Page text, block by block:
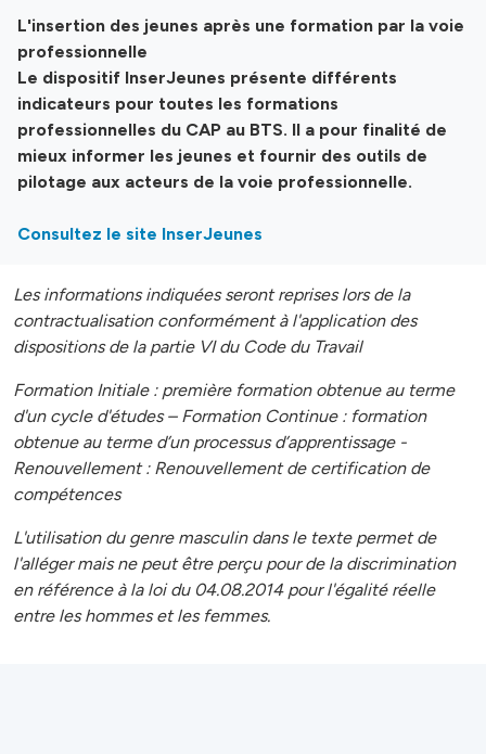
L'insertion des jeunes après une formation par la voie
professionnelle
Le dispositif InserJeunes présente différents
indicateurs pour toutes les formations
professionnelles du CAP au BTS. Il a pour finalité de
mieux informer les jeunes et fournir des outils de
pilotage aux acteurs de la voie professionnelle.
Consultez le site InserJeunes
Les informations indiquées seront reprises lors de la
contractualisation conformément à l'application des
dispositions de la partie VI du Code du Travail
Formation Initiale : première formation obtenue au terme
d'un cycle d'études – Formation Continue : formation
obtenue au terme d’un processus d’apprentissage -
Renouvellement : Renouvellement de certification de
compétences
L'utilisation du genre masculin dans le texte permet de
l'alléger mais ne peut être perçu pour de la discrimination
en référence à la loi du 04.08.2014 pour l'égalité réelle
entre les hommes et les femmes.